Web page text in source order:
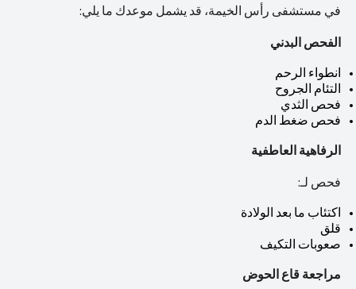
في مستشفى رأس الخيمة، قد يشمل موعدك ما يلي:
الفحص البدني
انطواء الرحم
التئام الجروح
فحص الثدي
فحص ضغط الدم
الرفاهية العاطفية
فحص لـ:
اكتئاب ما بعد الولادة
قلق
صعوبات التكيف
مراجعة قاع الحوض